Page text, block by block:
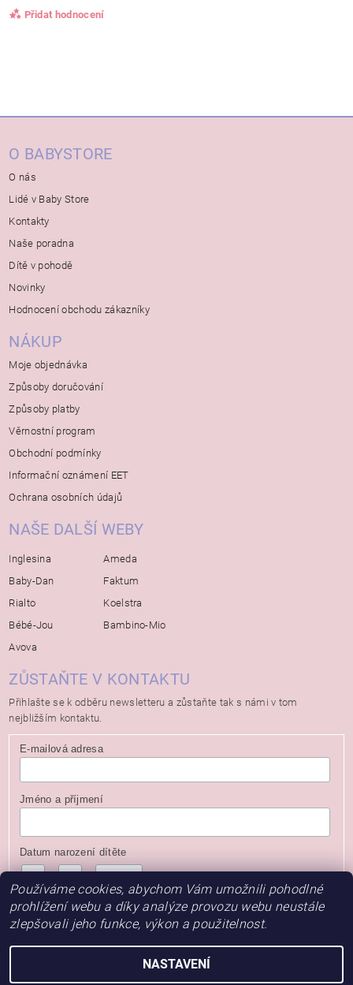
Přidat hodnocení
O BABYSTORE
O nás
Lidé v Baby Store
Kontakty
Naše poradna
Dítě v pohodě
Novinky
Hodnocení obchodu zákazníky
NÁKUP
Moje objednávka
Způsoby doručování
Způsoby platby
Věrnostní program
Obchodní podmínky
Informační oznámení EET
Ochrana osobních údajů
NAŠE DALŠÍ WEBY
Inglesina
Baby-Dan
Rialto
Bébé-Jou
Avova
Ameda
Faktum
Koelstra
Bambino-Mio
ZŮSTAŇTE V KONTAKTU
Přihlašte se k odběru newsletteru a zůstaňte tak s námi v tom
nejbližším kontaktu.
E-mailová adresa
Jméno a příjmení
Datum narození dítěte
Používáme cookies, abychom Vám umožnili pohodlné
prohlížení webu a díky analýze provozu webu neustále
zlepšovali jeho funkce, výkon a použitelnost.
NASTAVENÍ